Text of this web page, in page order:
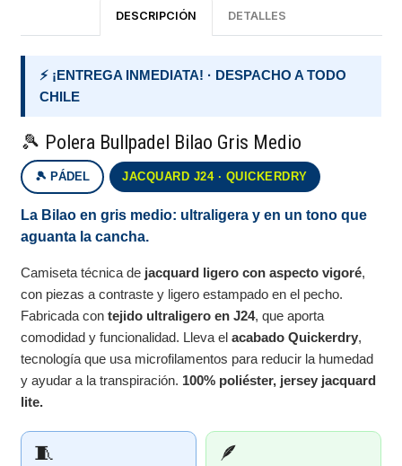
DESCRIPCIÓN DETALLES
⚡ ¡ENTREGA INMEDIATA! · DESPACHO A TODO
CHILE
🎾 Polera Bullpadel Bilao Gris Medio
🎾 PÁDEL JACQUARD J24 · QUICKERDRY
La Bilao en gris medio: ultraligera y en un tono que
aguanta la cancha.
Camiseta técnica de jacquard ligero con aspecto vigoré,
con piezas a contraste y ligero estampado en el pecho.
Fabricada contejido ultraligero en J24, que aporta
comodidad y funcionalidad. Lleva elacabado Quickerdry,
tecnología que usa microfilamentos para reducir la humedad
y ayudar a la transpiración. 100% poliéster, jersey jacquard
lite.
🧵 🪶